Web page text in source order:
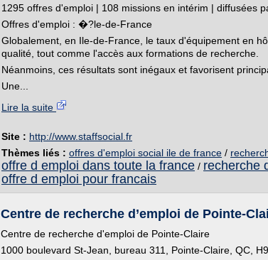
1295 offres d'emploi | 108 missions en intérim | diffusées
Offres d'emploi : �?le-de-France
Globalement, en Ile-de-France, le taux d'équipement en
qualité, tout comme l'accès aux formations de recherche.
Néanmoins, ces résultats sont inégaux et favorisent
Une...
Lire la suite
Site : http://www.staffsocial.fr
Thèmes liés : offres d'emploi social ile de france /
offre d emploi dans toute la france / recherche
offre d emploi pour francais
Centre de recherche d’emploi de Pointe-
Centre de recherche d'emploi de Pointe-Claire
1000 boulevard St-Jean, bureau 311, Pointe-Claire, QC,